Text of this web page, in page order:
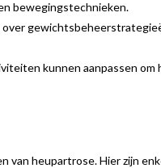
bewegingstechnieken.
kunnen aanpassen
heupartrose. Hier zijn